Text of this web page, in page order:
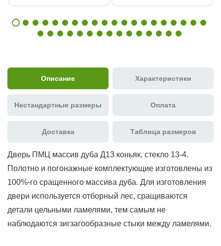
Описание Характеристики
Нестандартные размеры Оплата
Доставка Таблица размеров
Дверь ПМЦ массив дуба Д13 коньяк, стекло 13-4.
Полотно и погонажные комплектующие изготовлены из
100%-го сращенного массива дуба. Для изготовления
двери используется отборный лес, сращиваются
детали цельными ламелями, тем самым не
наблюдаются зигзагообразные стыки между ламелями.